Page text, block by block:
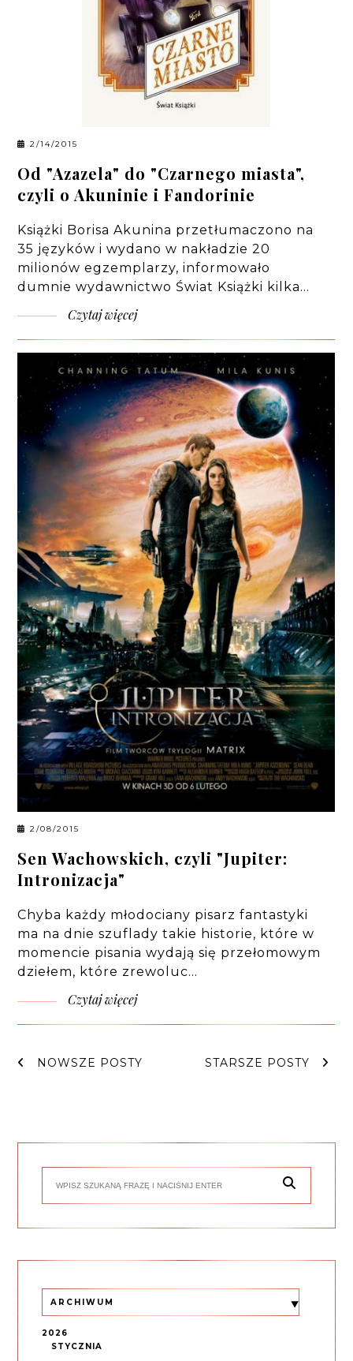
2/14/2015
Od "Azazela" do "Czarnego miasta",
czyli o Akuninie i Fandorinie
Książki Borisa Akunina przetłumaczono na
35 języków i wydano w nakładzie 20
milionów egzemplarzy, informowało
dumnie wydawnictwo Świat Książki kilka…
Czytaj więcej
2/08/2015
Sen Wachowskich, czyli "Jupiter:
Intronizacja"
Chyba każdy młodociany pisarz fantastyki
ma na dnie szuflady takie historie, które w
momencie pisania wydają się przełomowym
dziełem, które zrewoluc…
Czytaj więcej
NOWSZE POSTY STARSZE POSTY
ARCHIWUM
2026
STYCZNIA